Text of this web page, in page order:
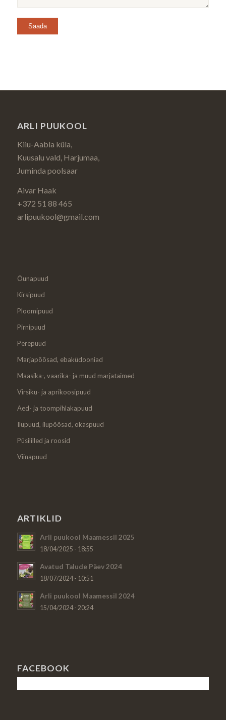
ARLI PUUKOOL
Kiiu-Aabla küla,
Kuusalu vald, Harjumaa,
Juminda poolsaar
Aivar Haak
+372 51 88 465
arlipuukool@gmail.com
Õunapuud
Kirsipuud
Ploomipuud
Pirnipuud
Perepuud
Marjapõõsad, ebaküdooniad
Maasika-, vaarika- ja muud marjataimed
Virsiku- ja aprikoosipuud
Aed- ja toompihlakapuud
Ilupuud, ilupõõsad, okaspuud
Püsililled ja roosid
Viinapuud
ARTIKLID
Arli puukool Maamessil 2025
18/04/2025 - 18:55
Avatud Talude Päev 2024
18/07/2024 - 10:51
Arli puukool Maamessil 2024
15/04/2024 - 20:24
FACEBOOK